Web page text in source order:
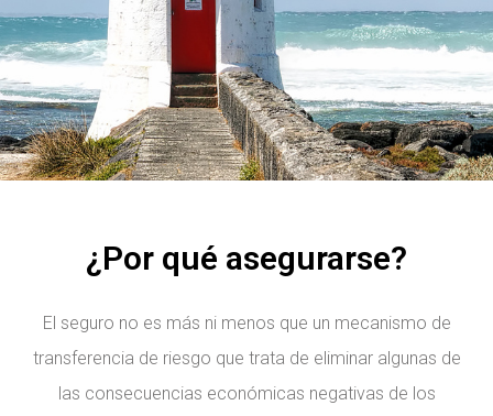
¿Por qué asegurarse?
El seguro no es más ni menos que un mecanismo de
transferencia de riesgo que trata de eliminar algunas de
las consecuencias económicas negativas de los